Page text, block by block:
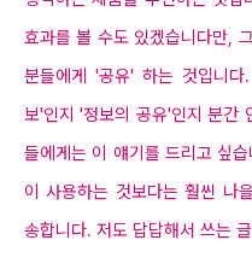
효과를 볼 수도 있겠습니다만,
분들에게 '공유'하는 것입니다.
보'인지 '정보의 공유'인지 분간
들에게는 이 얘기를 드리고 싶
이 사용하는 것보다는 훨씬 나
송합니다. 저도 답답해서 쓰는